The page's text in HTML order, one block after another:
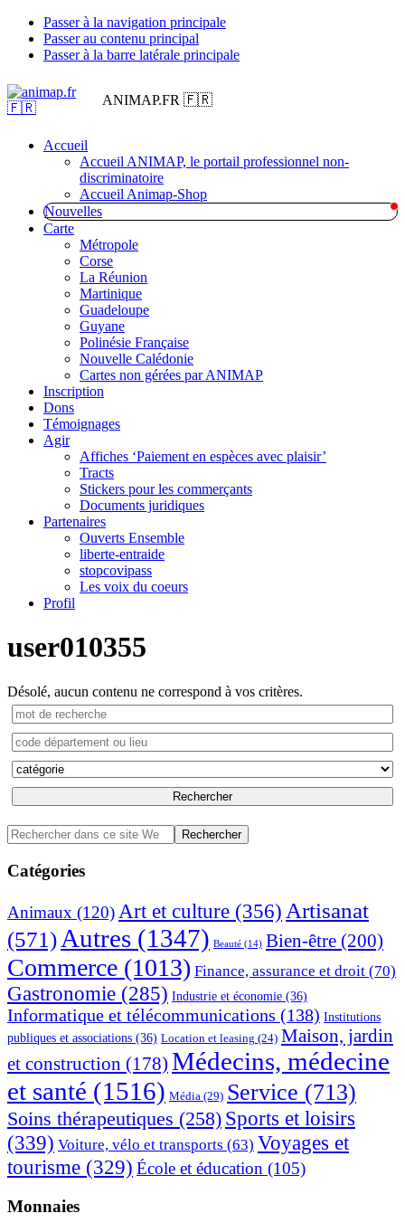
Passer à la navigation principale
Passer au contenu principal
Passer à la barre latérale principale
ANIMAP.FR 🇫🇷
Accueil
Accueil ANIMAP, le portail professionnel non-
discriminatoire
Accueil Animap-Shop
Nouvelles
Carte
Métropole
Corse
La Réunion
Martinique
Guadeloupe
Guyane
Polinésie Française
Nouvelle Calédonie
Cartes non gérées par ANIMAP
Inscription
Dons
Témoignages
Agir
Affiches ‘Paiement en espèces avec plaisir’
Tracts
Stickers pour les commerçants
Documents juridiques
Partenaires
Ouverts Ensemble
liberte-entraide
stopcovipass
Les voix du coeurs
Profil
user010355
Désolé, aucun contenu ne correspond à vos critères.
Barre
latérale
principale
Rechercher
dans
ce
site
Catégories
Animaux (120)Art et culture (356) Artisanat
(571) Autres (1347) Beauté (14) Bien-être (200)
Commerce (1013) Finance, assurance et droit (70)
Gastronomie (285) Industrie et économie (36)
Informatique et télécommunications (138) Institutions
publiques et associations (36) Location et leasing (24) Maison, jardin
et construction (178) Médecins, médecine
et santé (1516) Média (29) Service (713)
Soins thérapeutiques (258) Sports et loisirs
(339) Voiture, vélo et transports (63) Voyages et
tourisme (329) École et éducation (105)
Monnaies